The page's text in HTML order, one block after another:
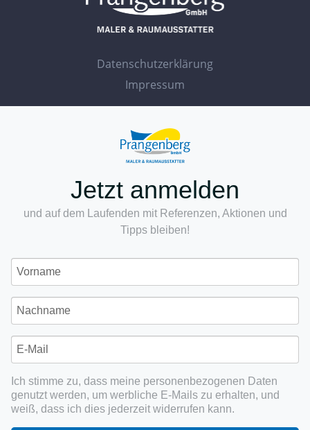
Datenschutzerklärung
Impressum
Jetzt anmelden
und auf dem Laufenden mit Referenzen, Aktionen und
Tipps bleiben!
Ich stimme zu, dass meine personenbezogenen Daten
genutzt werden, um werbliche E-Mails zu erhalten, und
weiß, dass ich dies jederzeit widerrufen kann.